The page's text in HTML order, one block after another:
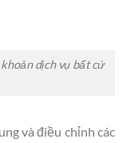
dịch vụ bất cứ
và điều chỉnh các